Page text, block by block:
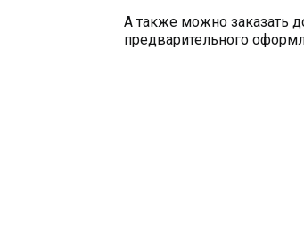
А также можно заказать
предварительного